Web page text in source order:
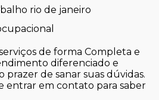
rio de janeiro
de forma Completa e
diferenciado e
prazer de sanar suas dúvidas.
entrar em contato para saber